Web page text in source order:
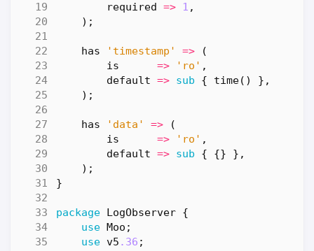
required => 1 ,
);
has 'timestamp' =>
(
is
=> 'ro' ,
default => sub { time()
},
);
has 'data' =>
(
is
=> 'ro' ,
default => sub { {}
},
);
}
package LogObserver {
use Moo ;
use v5 .36 ;